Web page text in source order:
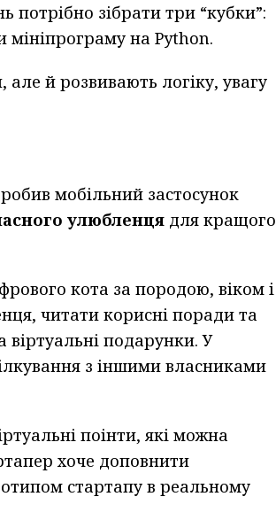
потрібно зібрати три “кубки”:
мініпрограму на Python.
й розвивають логіку, увагу
мобільний застосунок
улюбленця для кращого
кота за породою, віком і
читати корисні поради та
віртуальні подарунки. У
з іншими власниками
поінти, які можна
хоче доповнити
стартапу в реальному